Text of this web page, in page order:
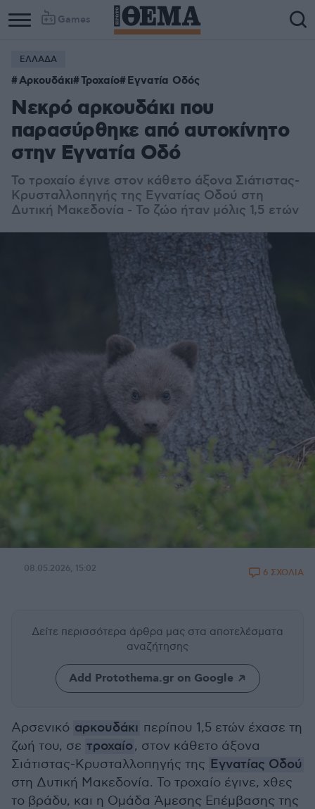
Games
ΕΛΛΑΔΑ
Αρκουδάκι Τροχαίο Εγνατία Οδός
Νεκρό αρκουδάκι που
παρασύρθηκε από αυτοκίνητο
στην Εγνατία Οδό
Το τροχαίο έγινε στον κάθετο άξονα Σιάτιστας-
Κρυσταλλοπηγής της Εγνατίας Οδού στη
Δυτική Μακεδονία - Το ζώο ήταν μόλις 1,5 ετών
08.05.2026, 15:02 6 ΣΧΟΛΙΑ
Δείτε περισσότερα άρθρα μας στα αποτελέσματα
αναζήτησης
Add Protothema.gr on Google
Αρσενικό αρκουδάκι περίπου 1,5 ετών έχασε τη
ζωή του, σε τροχαίο, στον κάθετο άξονα
Σιάτιστας-Κρυσταλλοπηγής της Εγνατίας Οδού
στη Δυτική Μακεδονία. Το τροχαίο έγινε, χθες
το βράδυ, και η Ομάδα Άμεσης Επέμβασης της